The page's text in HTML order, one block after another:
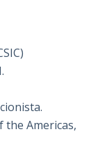
the Americas,